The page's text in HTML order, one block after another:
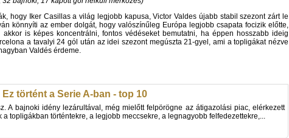
hogy Iker Casillas a világ legjobb kapusa, Victor Valdes újabb stabil szezont zárt le
könnyíti az ember dolgát, hogy valószínűleg Európa legjobb csapata focizik előtte,
is képes koncentrálni, fontos védéseket bemutatni, ha éppen hosszabb ideig
a tavalyi 24 gól után az idei szezont megúszta 21-gyel, ami a topligákat nézve
Valdés érdeme.
Ez történt a Serie A-ban - top 10
A bajnoki idény lezárultával, még mielőtt felpörögne az átigazolási piac, elérkezett
a topligákban történtekre, a legjobb meccsekre, a legnagyobb felfedezettekre,...